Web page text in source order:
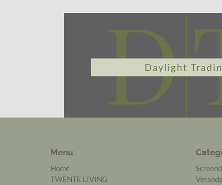
Menu
Home
TWENTE LIVING